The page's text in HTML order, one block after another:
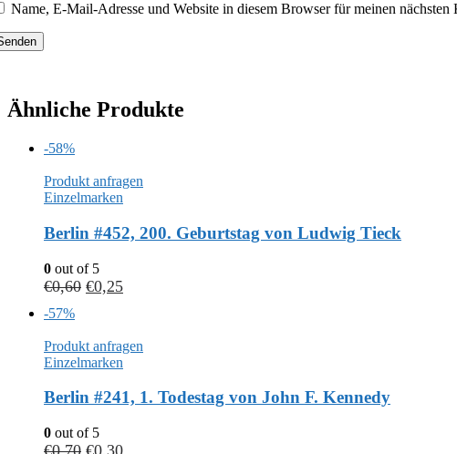
Name, E-Mail-Adresse und Website in diesem Browser für meinen nächsten
Ähnliche Produkte
-58%
Produkt anfragen
Einzelmarken
Berlin #452, 200. Geburtstag von Ludwig Tieck
0 out of 5
€0,60 €0,25
-57%
Produkt anfragen
Einzelmarken
Berlin #241, 1. Todestag von John F. Kennedy
0 out of 5